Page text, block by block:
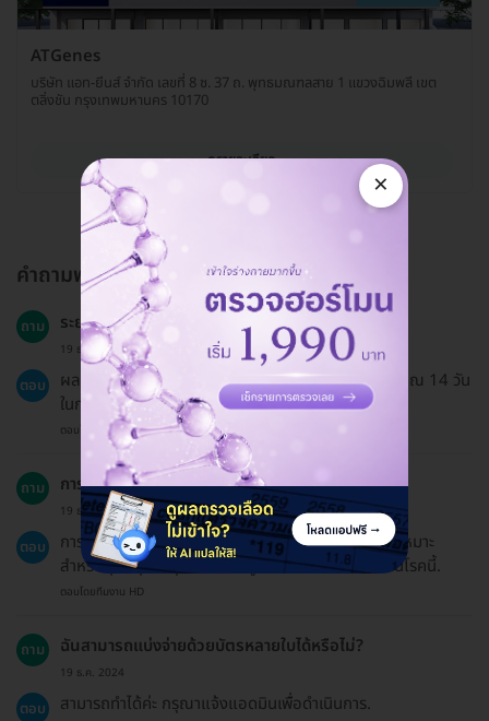
ATGenes
บริษัท แอท-ยีนส์ จำกัด เลขที่ 8 ซ. 37 ถ. พุทธมณฑลสาย 1 แขวงฉิมพลี เขต
ตลิ่งชัน กรุงเทพมหานคร 10170
ดูรายละเอียด
คำถามพบบ่อย
ถาม ระยะเวลาในการรอผลการตรวจใช้เวลานานแค่ไหน?
19 ธ.ค. 2024
ตอบ
ผลการตรวจความผิดปกติทางพันธุกรรมจะใช้เวลาประมาณ 14 วัน
ในการส่งผลไปยังอีเมลที่ท่านแจ้งไว้.
ตอบโดยทีมงาน HD
ถาม การตรวจนี้เหมาะสำหรับกลุ่มอายุใดบ้าง?
19 ธ.ค. 2024
ตอบ
การตรวจความผิดปกติทางพันธุกรรมเบต้า-ธาลัสซีเมียเหมาะ
สำหรับทุกกลุ่มอายุ โดยเฉพาะผู้ที่มีประวัติครอบครัวเป็นโรคนี้.
ตอบโดยทีมงาน HD
ถาม ฉันสามารถแบ่งจ่ายด้วยบัตรหลายใบได้หรือไม่?
19 ธ.ค. 2024
ตอบ สามารถทำได้ค่ะ กรุณาแจ้งแอดมินเพื่อดำเนินการ.
×